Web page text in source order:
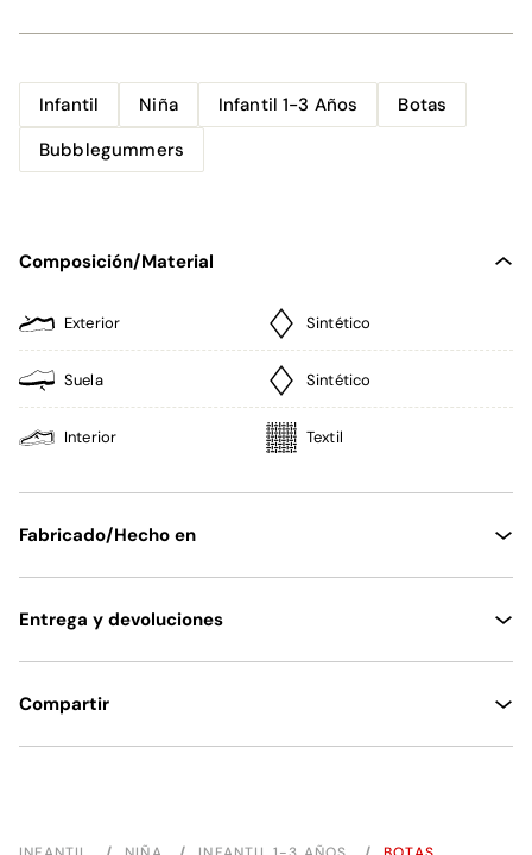
Tenis Para Hombre North Star Blanco
Infantil Niña Infantil 1-3 Años
Botas
Bubblegummers
Composición/Material
Exterior Sintético
Suela Sintético
Interior Textil
Fabricado/Hecho en
Entrega y devoluciones
Compartir